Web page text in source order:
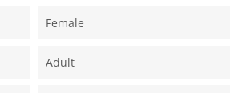
Female
Adult